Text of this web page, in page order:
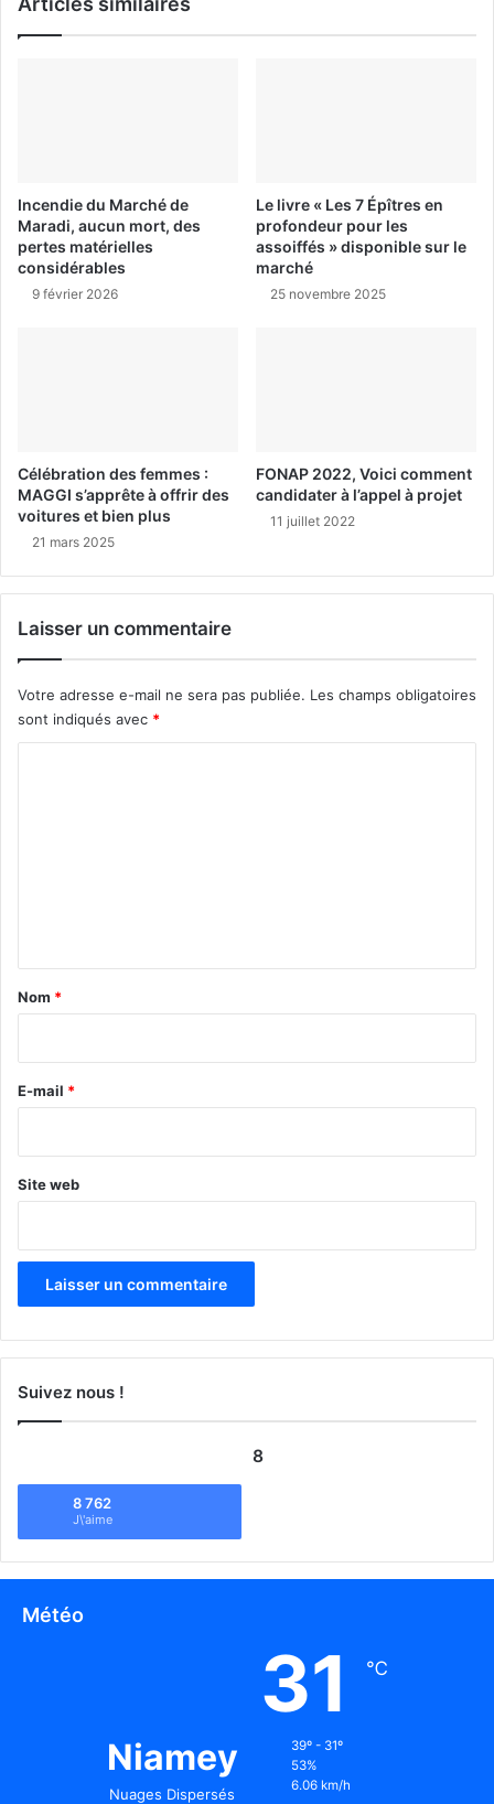
Incendie du Marché de
Maradi, aucun mort, des
pertes matérielles
considérables
9 février 2026
Le livre « Les 7 Épîtres en
profondeur pour les
assoiffés » disponible sur le
marché
25 novembre 2025
Célébration des femmes :
MAGGI s’apprête à offrir des
voitures et bien plus
21 mars 2025
FONAP 2022, Voici comment
candidater à l’appel à projet
11 juillet 2022
Laisser un commentaire
Votre adresse e-mail ne sera pas publiée. Les champs obligatoires
sont indiqués avec *
a
e
Nom *
E-mail *
Site web
Suivez nous !
8
8 762
J\'aime
Météo
Niamey
Nuages Dispersés
31 ℃
39º - 31º
53%
6.06 km/h